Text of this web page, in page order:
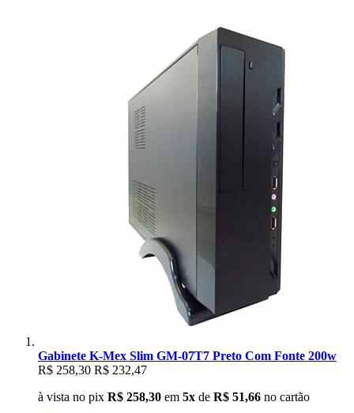
Gabinete K-Mex Slim GM-07T7 Preto Com Fonte 200w
R$ 258,30 R$ 232,47
à vista no pix R$ 258,30 em 5x de R$ 51,66 no cartão